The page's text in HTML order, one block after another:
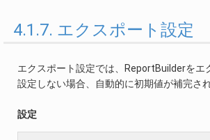
4.1.7. エクスポート設定
エクスポート設定では、ReportBuilderを
設定しない場合、自動的に初期値が補完され
設定